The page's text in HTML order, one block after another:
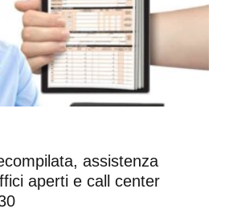
assistenza
aperti e call center